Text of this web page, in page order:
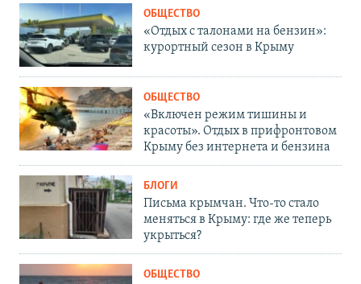
ОБЩЕСТВО
«Отдых с талонами на бензин»:
курортный сезон в Крыму
ОБЩЕСТВО
«Включен режим тишины и
красоты». Отдых в прифронтовом
Крыму без интернета и бензина
БЛОГИ
Письма крымчан. Что-то стало
меняться в Крыму: где же теперь
укрыться?
ОБЩЕСТВО